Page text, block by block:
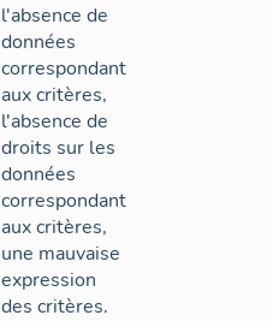
l'absence de
données
correspondant
aux critères,
l'absence de
droits sur les
données
correspondant
aux critères,
une mauvaise
expression
des critères.